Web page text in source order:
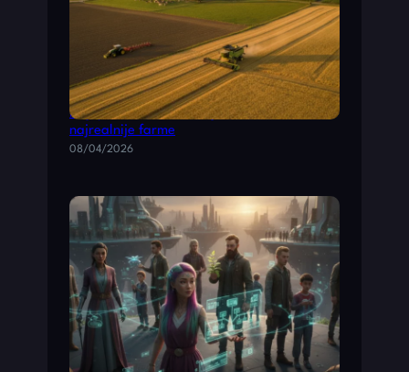
Poljoprivredne simulacije: vodič kroz
najrealnije farme
08/04/2026